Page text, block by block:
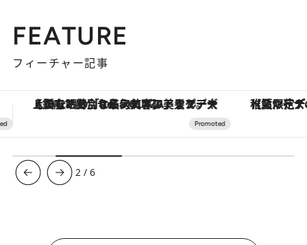
FEATURE
フィーチャー記事
【夏限定ディナーコース】旬を迎える稚鮎や花ズッキーニなどをイタリア・トスカーナの郷土料理の手法で満喫！
3 /6